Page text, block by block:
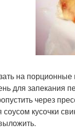
на порционные
для запекания
через
кусочки